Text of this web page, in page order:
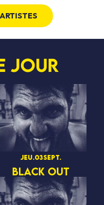
jour
jeu.03sept.
BLACK OUT